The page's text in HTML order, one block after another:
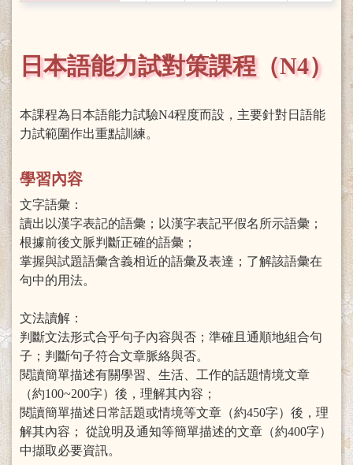
日本語能力試對策課程（N4）
本課程為日本語能力試驗N4程度而設，主要針對日語能
力試範圍作出重點訓練。
學習內容
文字語彙：
讀出以漢字表記的語彙；以漢字表記平假名所示語彙；
根據前後文脈判斷正確的語彙；
掌握與試題語彙含義相近的語彙及表達；了解該語彙在
句中的用法。
文法讀解：
判斷文法形式合乎句子內容與否；準確且通順地組合句
子；判斷句子符合文章脈絡與否。
閱讀簡單描述有關學習、生活、工作的話題情境文章
（約100~200字）後，理解其內容；
閱讀簡單描述日常話題或情境等文章（約450字）後，理
解其內容； 從說明及通知等簡單描述的文章（約400字）
中擷取必要資訊。